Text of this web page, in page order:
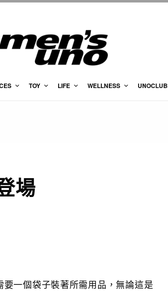
TOY LIFE WELLNESS UNOCLUB
場
一個袋子裝著所需用品，無論這是